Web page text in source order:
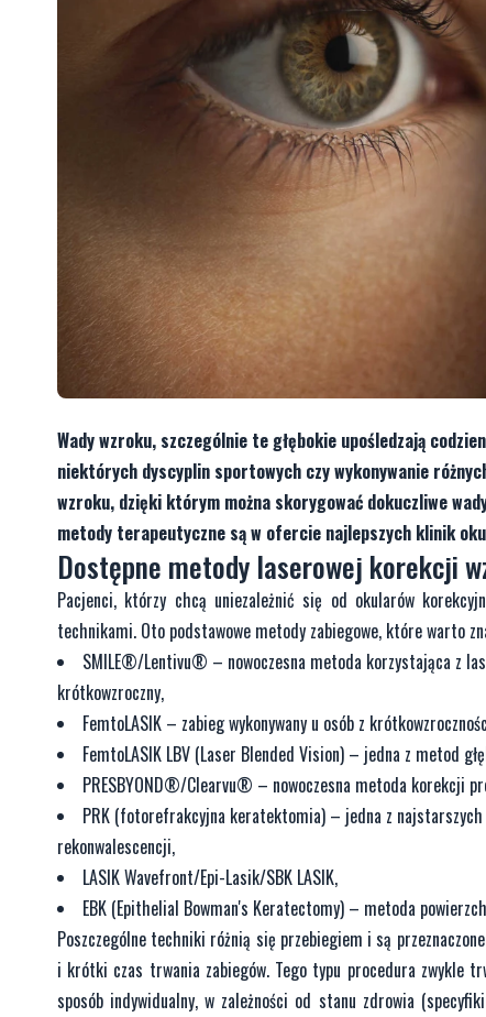
Wady wzroku, szczególnie te głębokie upośledzają
niektórych dyscyplin sportowych czy wykonywanie
wzroku, dzięki którym można skorygować dokuczliwe
metody terapeutyczne są w ofercie najlepszych klinik
Dostępne metody laserowej korekcji
Pacjenci, którzy chcą uniezależnić się od okularów
technikami. Oto podstawowe metody zabiegowe, które warto
SMILE®/Lentivu® – nowoczesna metoda korzystająca z
krótkowzroczny,
FemtoLASIK – zabieg wykonywany u osób z
FemtoLASIK LBV (Laser Blended Vision) – jedna z metod
PRESBYOND®/Clearvu® – nowoczesna metoda korekcji
PRK (fotorefrakcyjna keratektomia) – jedna z najstarszych
rekonwalescencji,
LASIK Wavefront/Epi-Lasik/SBK LASIK,
EBK (Epithelial Bowman's Keratectomy) – metoda
Poszczególne techniki różnią się przebiegiem i są
i krótki czas trwania zabiegów. Tego typu procedura zwykle
sposób indywidualny, w zależności od stanu zdrowia